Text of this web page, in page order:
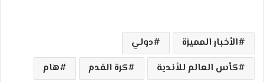
ن
ا
الأخبار المميزة
دولي
كأس العالم للأندية
كرة القدم هام